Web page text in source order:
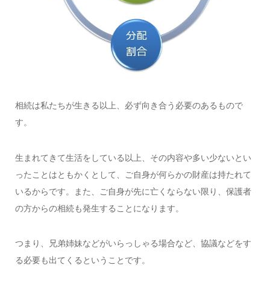
相続は私たちが生きる以上、必ず向き合う必要のあるもので
す。
生まれてきて生活をしている以上、その内容や多い少ないとい
ったことはともかくとして、ご自身が何らかの財産は持たれて
いるからです。また、ご自身が先に亡くならない限り、保護者
の方からの相続も発生することになります。
つまり、兄弟姉妹などがいらっしゃる場合など、協議などをす
る必要も出てくるということです。